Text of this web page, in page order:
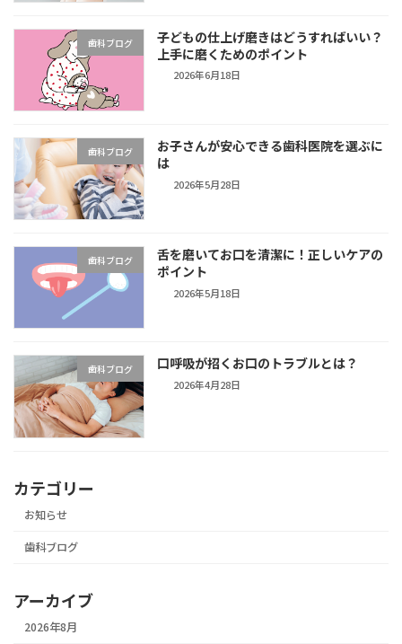
歯科ブログ
子どもの仕上げ磨きはどうすればいい？
上手に磨くためのポイント
2026年6月18日
歯科ブログ
お子さんが安心できる歯科医院を選ぶに
は
2026年5月28日
歯科ブログ
舌を磨いてお口を清潔に！正しいケアの
ポイント
2026年5月18日
歯科ブログ 口呼吸が招くお口のトラブルとは？
2026年4月28日
カテゴリー
お知らせ
歯科ブログ
アーカイブ
2026年8月